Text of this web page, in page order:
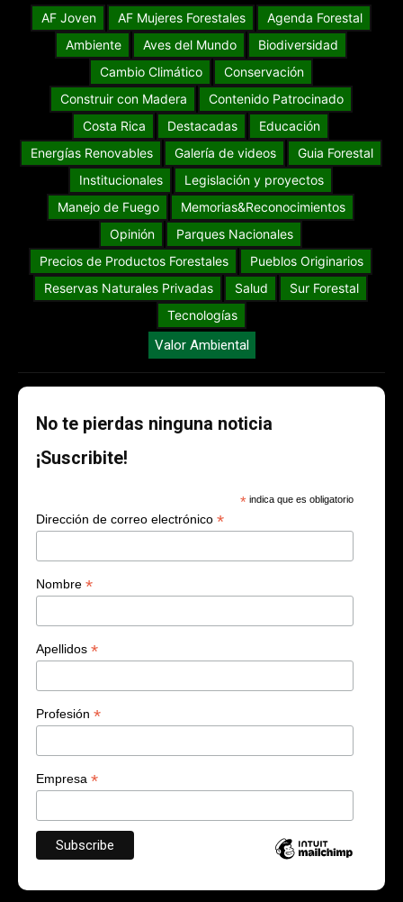
AF Joven AF Mujeres Forestales
Agenda Forestal
Ambiente
Aves del Mundo
Biodiversidad
Cambio Climático
Conservación
Construir con Madera
Contenido Patrocinado
Costa Rica
Destacadas
Educación
Energías Renovables
Galería de videos
Guia Forestal
Institucionales
Legislación y proyectos
Manejo de Fuego
Memorias&Reconocimientos
Opinión
Parques Nacionales
Precios de Productos Forestales
Pueblos Originarios
Reservas Naturales Privadas
Salud
Sur Forestal
Tecnologías
Valor Ambiental
No te pierdas ninguna noticia
¡Suscribite!
* indica que es obligatorio
Dirección de correo electrónico *
Nombre *
Apellidos *
Profesión *
Empresa *